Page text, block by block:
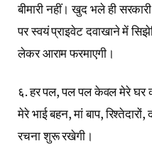
बीमारी नहीं। खुद भले ही
पर स्वयं प्राइवेट दवाखाने में
लेकर आराम फरमाएगी।
६. हर पल, पल पल केवल मेरे घर
मेरे भाई बहन, मां बाप,
रचना शुरू रखेगी।